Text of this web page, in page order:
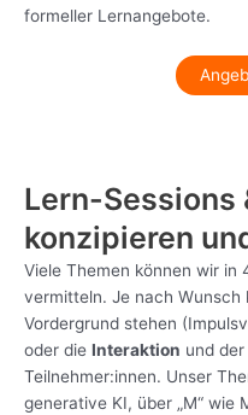
formeller Lernangebote.
Lern-Sessions
konzipieren
Viele Themen können wir in
vermitteln. Je nach Wunsch
Vordergrund stehen
oder die Interaktion und der
Teilnehmer:innen. Unser
generative KI, über „M“ wie